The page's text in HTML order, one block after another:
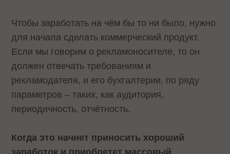
Чтобы заработать на чём бы то ни было, нужно
для начала сделать коммерческий продукт.
Если мы говорим о рекламоносителе, то он
должен отвечать требованиям и
рекламодателя, и его бухгалтерии, по ряду
параметров – таких, как аудитория,
периодичность, отчётность.
Когда это начнет приносить хороший
заработок и приобретет массовый